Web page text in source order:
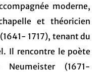
moderne,
et théoricien
1717), tenant du
Il rencontre le poète
Neumeister (1671-